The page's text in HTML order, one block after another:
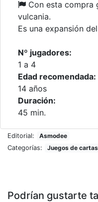
Con esta compra
vulcania.
Es una expansión
Nº jugadores:
1 a 4
Edad recomendada:
14 años
Duración:
45 min.
Editorial:
Asmodee
Categorías:
Juegos de cartas
Podrían gustarte